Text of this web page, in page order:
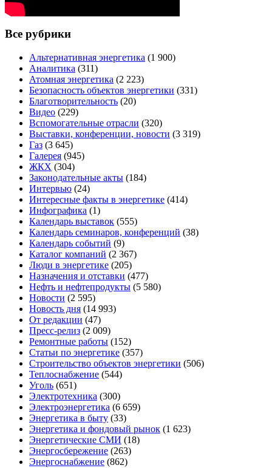
Все рубрики
Альтернативная энергетика (1 900)
Аналитика (311)
Атомная энергетика (2 223)
Безопасность объектов энергетики (331)
Благотворительность (20)
Видео (229)
Вспомогательные отрасли (320)
Выставки, конференции, новости (3 319)
Газ (3 645)
Галерея (945)
ЖКХ (304)
Законодательные акты (184)
Интервью (24)
Интересные факты в энергетике (414)
Инфографика (1)
Календарь выставок (555)
Календарь семинаров, конференций (38)
Календарь событий (9)
Каталог компаний (2 367)
Люди в энергетике (205)
Назначения и отставки (477)
Нефть и нефтепродукты (5 580)
Новости (2 595)
Новость дня (14 993)
От редакции (47)
Пресс-релиз (2 009)
Ремонтные работы (152)
Статьи по энергетике (357)
Строительство объектов энергетики (506)
Теплоснабжение (544)
Уголь (651)
Электротехника (300)
Электроэнергетика (6 659)
Энергетика в быту (33)
Энергетика и фондовый рынок (1 623)
Энергетические СМИ (18)
Энергосбережение (263)
Энергоснабжение (862)